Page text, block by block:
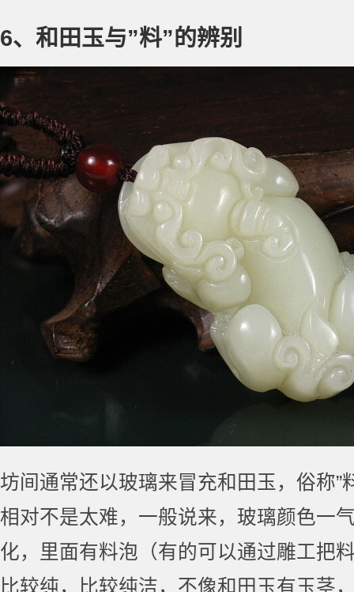
6、和田玉与”料”的辨别
坊间通常还以玻璃来冒充和田玉，俗称”
相对不是太难，一般说来，玻璃颜色一
化，里面有料泡（有的可以通过雕工把
比较纯，比较纯洁，不像和田玉有玉茎